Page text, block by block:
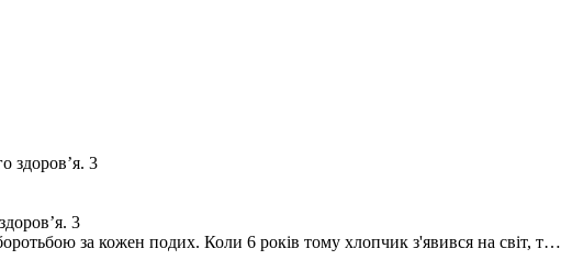
3
за кожен подих. Коли 6 років тому хлопчик з'явився на світ, т…